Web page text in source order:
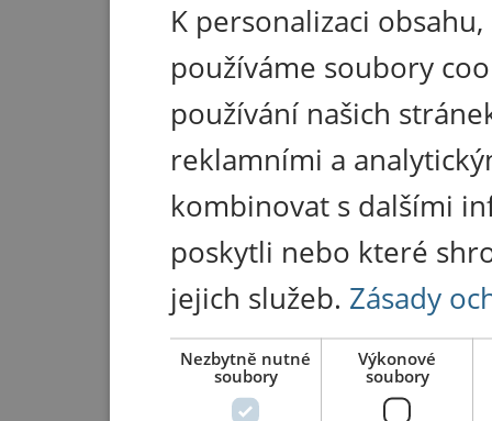
K personalizaci
používáme soubory
používání našich
reklamními a
kombinovat s dalšími
poskytli nebo které
jejich služeb. Zásady
Nezbytně nutné
soubory
Výkonové
soubory